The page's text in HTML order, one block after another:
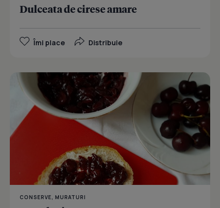
Dulceata de cirese amare
Îmi place Distribuie
CONSERVE, MURATURI